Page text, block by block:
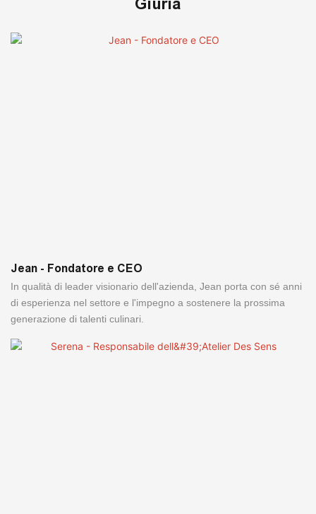
Giuria
Jean - Fondatore e CEO
In qualità di leader visionario dell'azienda, Jean porta con sé anni
di esperienza nel settore e l'impegno a sostenere la prossima
generazione di talenti culinari.